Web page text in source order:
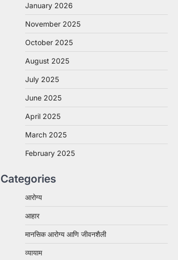
January 2026
November 2025
October 2025
August 2025
July 2025
June 2025
April 2025
March 2025
February 2025
Categories
आरोग्य
आहार
मानसिक आरोग्य आणि जीवनशैली
व्यायाम